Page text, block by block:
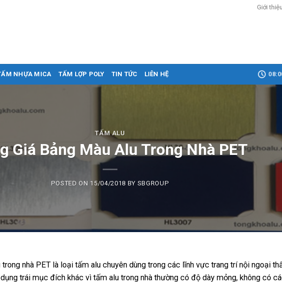
Giới thiệu
NHỰA MICA TẤM LỢP POLY TIN TỨC LIÊN HỆ
TẤM ALU
Giá Bảng Màu Alu Trong Nhà PET
POSTED ON 15/04/2018 BY SBGROUP
trong nhà PET là loại tấm alu chuyên dùng trong các lĩnh vực trang trí nội ngoại
trái mục đích khác vì tấm alu trong nhà thường có độ dày mỏng, không có